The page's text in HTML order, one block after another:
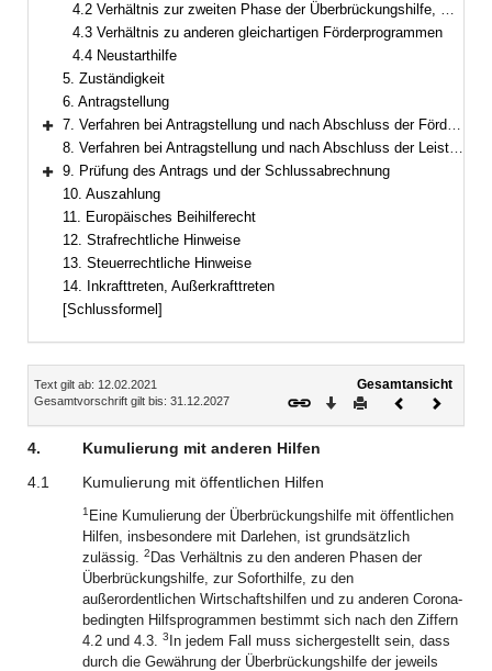
4.2 Verhältnis zur zweiten Phase der Überbrückungshilfe, Soforthilfe und Oktober-, (erweiterten) November- und (erweiterten) Dezemberhilfe
4.3 Verhältnis zu anderen gleichartigen Förderprogrammen
4.4 Neustarthilfe
5. Zuständigkeit
6. Antragstellung
Bereich erweitern
7. Verfahren bei Antragstellung und nach Abschluss der Förderung im Falle der Antragstellung durch einen prüfenden Dritten
8. Verfahren bei Antragstellung und nach Abschluss der Leistung im Falle der Antragstellung im eigenen Namen
Bereich erweitern
9. Prüfung des Antrags und der Schlussabrechnung
10. Auszahlung
11. Europäisches Beihilferecht
12. Strafrechtliche Hinweise
13. Steuerrechtliche Hinweise
14. Inkrafttreten, Außerkrafttreten
[Schlussformel]
Inhalt
Text gilt ab: 12.02.2021
Gesamtvorschrift gilt bis: 31.12.2027
Gesamtansicht
Download
DruckenVorheriges
4.
Kumulierung mit anderen Hilfen
4.1
Kumulierung mit öffentlichen Hilfen
1 Eine Kumulierung der Überbrückungshilfe mit öffentlichen
Hilfen, insbesondere mit Darlehen, ist grundsätzlich
zulässig. 2 Das Verhältnis zu den anderen Phasen der
Überbrückungshilfe, zur Soforthilfe, zu den
außerordentlichen Wirtschaftshilfen und zu anderen Corona-
bedingten Hilfsprogrammen bestimmt sich nach den Ziffern
4.2 und 4.3. 3 In jedem Fall muss sichergestellt sein, dass
durch die Gewährung der Überbrückungshilfe der jeweils